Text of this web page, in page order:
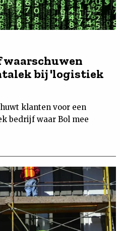
waarschuwen
bij 'logistiek
klanten voor een
bedrijf waar Bol mee